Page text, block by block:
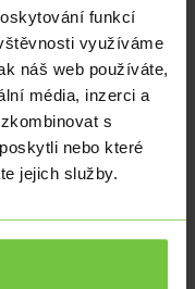
funkcí
využíváme
náš web používáte,
média, inzerci a
s
nebo které
jejich služby.
je zjednodušení
soudy zkoumat příčiny
zkrátí. Rodiče se
péče o děti, protože
jednoho. Tato změna
rozhodnutí, která
trestů. Důvodem je
institucích. Ačkoli
vynucování, hlavním
k rodičovství.